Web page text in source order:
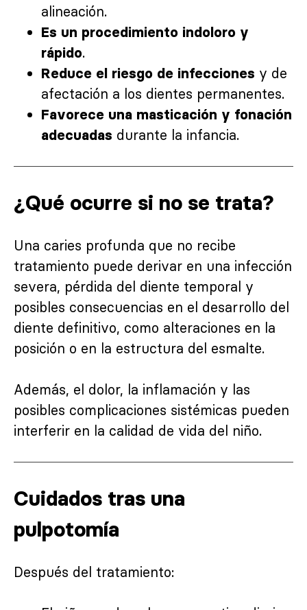
alineación.
Es un procedimiento indoloro y
rápido.
Reduce el riesgo de infecciones y de
afectación a los dientes permanentes.
Favorece una masticación y fonación
adecuadas durante la infancia.
¿Qué ocurre si no se trata?
Una caries profunda que no recibe
tratamiento puede derivar en una infección
severa, pérdida del diente temporal y
posibles consecuencias en el desarrollo del
diente definitivo, como alteraciones en la
posición o en la estructura del esmalte.
Además, el dolor, la inflamación y las
posibles complicaciones sistémicas pueden
interferir en la calidad de vida del niño.
Cuidados tras una
pulpotomía
Después del tratamiento: